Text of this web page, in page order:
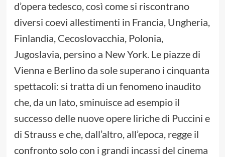
d’opera tedesco, così come si riscontrano
diversi coevi allestimenti in Francia, Ungheria,
Finlandia, Cecoslovacchia, Polonia,
Jugoslavia, persino a New York. Le piazze di
Vienna e Berlino da sole superano i cinquanta
spettacoli: si tratta di un fenomeno inaudito
che, da un lato, sminuisce ad esempio il
successo delle nuove opere liriche di Puccini e
di Strauss e che, dall’altro, all’epoca, regge il
confronto solo con i grandi incassi del cinema